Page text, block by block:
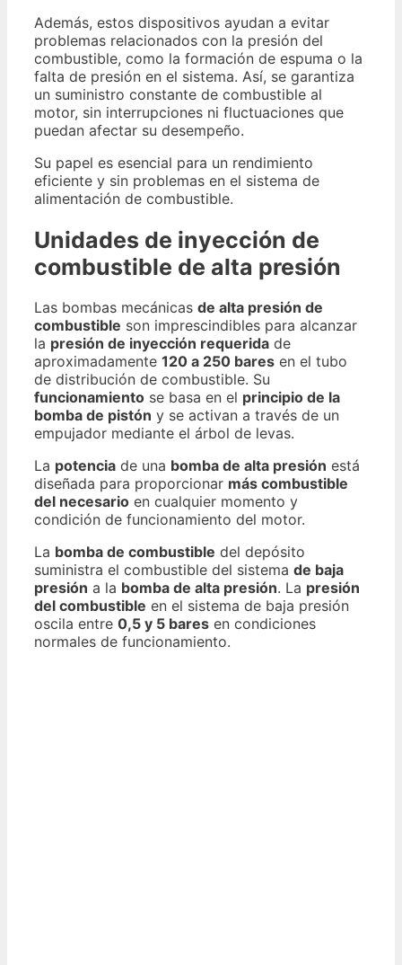
Además, estos dispositivos ayudan a evitar
problemas relacionados con la presión del
combustible, como la formación de espuma o la
falta de presión en el sistema. Así, se garantiza
un suministro constante de combustible al
motor, sin interrupciones ni fluctuaciones que
puedan afectar su desempeño.
Su papel es esencial para un rendimiento
eficiente y sin problemas en el sistema de
alimentación de combustible.
Unidades de inyección de
combustible de alta presión
Las bombas mecánicas de alta presión de
combustible son imprescindibles para alcanzar
la presión de inyección requerida de
aproximadamente 120 a 250 bares en el tubo
de distribución de combustible. Su
funcionamiento se basa en el principio de la
bomba de pistón y se activan a través de un
empujador mediante el árbol de levas.
La potencia de una bomba de alta presión está
diseñada para proporcionar más combustible
del necesario en cualquier momento y
condición de funcionamiento del motor.
La bomba de combustible del depósito
suministra el combustible del sistema de baja
presión a la bomba de alta presión. La presión
del combustible en el sistema de baja presión
oscila entre 0,5 y 5 bares en condiciones
normales de funcionamiento.